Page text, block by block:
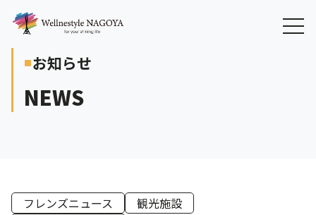
crop_square お知らせ
NEWS
フレンズニュース
観光施設